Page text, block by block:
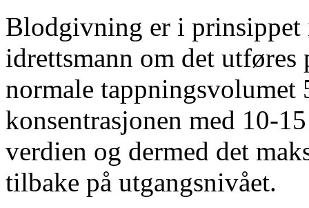
Blodgivning er i prinsippet
idrettsmann om det
normale tappningsvolumet
konsentrasjonen med 10-
verdien og dermed det
tilbake på utgangsnivået.